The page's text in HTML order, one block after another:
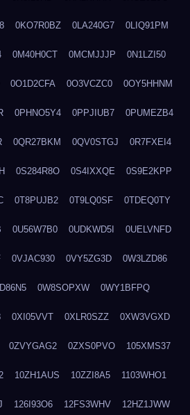
0KO7R0BZ 0LA240G7 0LIQ91PM
0M40H0CT 0MCMJJJP 0N1LZI50
0O1D2CFA 0O3VCZC0 0OY5HHNM
0PHNO5Y4 0PPJIUB7 0PUMEZB4
0QR27BKM 0QV0STGJ 0R7FXEI4
0S284R8O 0S4IXXQE 0S9E2KPP
0T8PUJB2 0T9LQ0SF 0TDEQ0TY
0U56W7B0 0UDKWD5I 0UELVNFD
0VJAC930 0VY5ZG3D 0W3LZD86
0W8SOPXW 0WY1BFPQ
0XI05VVT 0XLR0SZZ 0XW3VGXD
0ZVYGAG2 0ZXS0PVO 105XMS37
10ZH1AUS 10ZZI8A5 1103WHO1
126I93O6 12FS3WHV 12HZ1JWW